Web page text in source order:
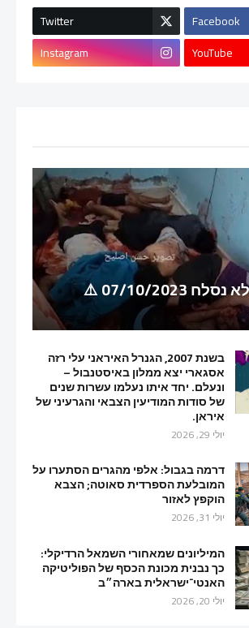
Facebook
Twitter
YouTube
Instagram
10/2023 ⚠️
בשנת 2007, הגנרל האיראני עלי רזה
אסגארי יצא ממלון באיסטנבול –
ונעלם. יחד איתו נעלמו עשרות שנים
של סודות המודיעין הצבאי והגרעיני של
איראן.
יולי 29, 2026
דרמה בגבול: אלפי מהגרים הסתערו על
המובלעת הספרדית סאוטה; הצבא
הוקפץ לאזור
יולי 31, 2026
המיליונים שמאחורי השמאל הרדיקלי:
כך נבנית מכונת הכסף של הפוליטיקה
האנטי־ישראלית בארה״ב
יולי 20, 2026